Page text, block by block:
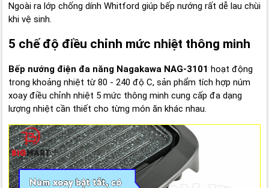
Ngoài ra lớp chống dính Whitford giúp bếp nướng rất dễ lau chùi
khi vệ sinh.
5 chế độ điều chỉnh mức nhiệt thông minh
Bếp nướng điện đa năng Nagakawa NAG-3101 hoạt động
trong khoảng nhiệt từ 80 - 240 độ C, sản phẩm tích hợp núm
xoay điều chỉnh nhiệt 5 mức thông minh cung cấp đa dạng
lượng nhiệt cần thiết cho từng món ăn khác nhau.